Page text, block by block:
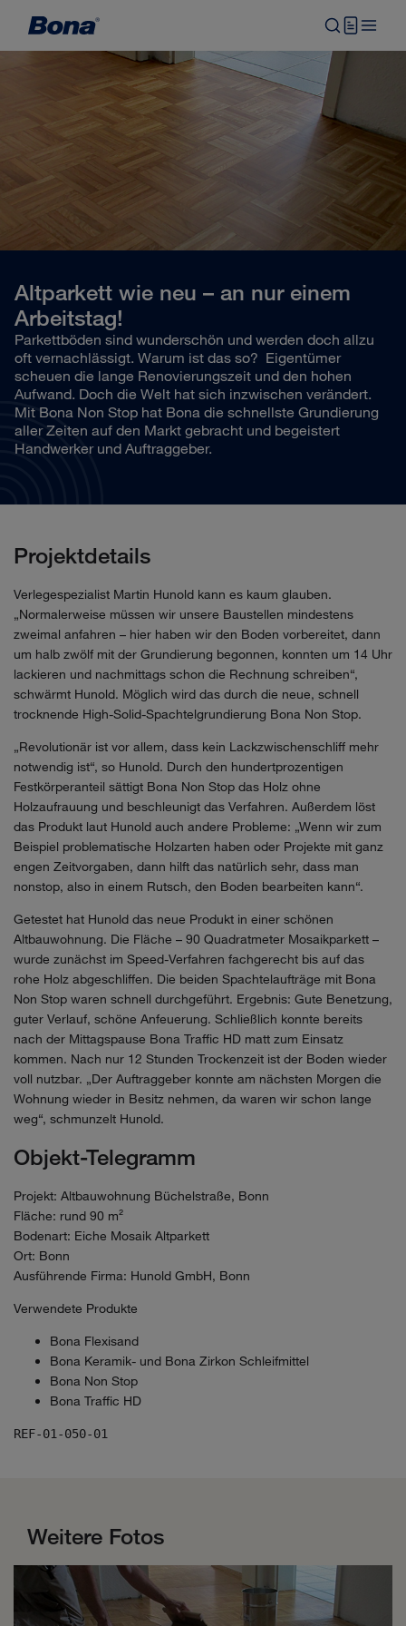
Altparkett wie neu – an nur einem
Arbeitstag!
Parkettböden sind wunderschön und werden doch allzu
oft vernachlässigt. Warum ist das so? Eigentümer
scheuen die lange Renovierungszeit und den hohen
Aufwand. Doch die Welt hat sich inzwischen verändert.
Mit Bona Non Stop hat Bona die schnellste Grundierung
aller Zeiten auf den Markt gebracht und begeistert
Handwerker und Auftraggeber.
Projektdetails
Verlegespezialist Martin Hunold kann es kaum glauben.
„Normalerweise müssen wir unsere Baustellen mindestens
zweimal anfahren – hier haben wir den Boden vorbereitet, dann
um halb zwölf mit der Grundierung begonnen, konnten um 14 Uhr
lackieren und nachmittags schon die Rechnung schreiben“,
schwärmt Hunold. Möglich wird das durch die neue, schnell
trocknende High-Solid-Spachtelgrundierung Bona Non Stop.
„Revolutionär ist vor allem, dass kein Lackzwischenschliff mehr
notwendig ist“, so Hunold. Durch den hundertprozentigen
Festkörperanteil sättigt Bona Non Stop das Holz ohne
Holzaufrauung und beschleunigt das Verfahren. Außerdem löst
das Produkt laut Hunold auch andere Probleme: „Wenn wir zum
Beispiel problematische Holzarten haben oder Projekte mit ganz
engen Zeitvorgaben, dann hilft das natürlich sehr, dass man
nonstop, also in einem Rutsch, den Boden bearbeiten kann“.
Getestet hat Hunold das neue Produkt in einer schönen
Altbauwohnung. Die Fläche – 90 Quadratmeter Mosaikparkett –
wurde zunächst im Speed-Verfahren fachgerecht bis auf das
rohe Holz abgeschliffen. Die beiden Spachtelaufträge mit Bona
Non Stop waren schnell durchgeführt. Ergebnis: Gute Benetzung,
guter Verlauf, schöne Anfeuerung. Schließlich konnte bereits
nach der Mittagspause Bona Traffic HD matt zum Einsatz
kommen. Nach nur 12 Stunden Trockenzeit ist der Boden wieder
voll nutzbar. „Der Auftraggeber konnte am nächsten Morgen die
Wohnung wieder in Besitz nehmen, da waren wir schon lange
weg“, schmunzelt Hunold.
Objekt-Telegramm
Projekt: Altbauwohnung Büchelstraße, Bonn
Fläche: rund 90 m²
Bodenart: Eiche Mosaik Altparkett
Ort: Bonn
Ausführende Firma: Hunold GmbH, Bonn
Verwendete Produkte
Bona Flexisand
Bona Keramik- und Bona Zirkon Schleifmittel
Bona Non Stop
Bona Traffic HD
REF-01-050-01
Weitere Fotos